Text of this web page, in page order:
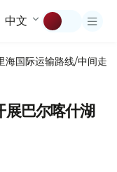
中文
海国际运输路线/中间走廊
巴尔喀什湖